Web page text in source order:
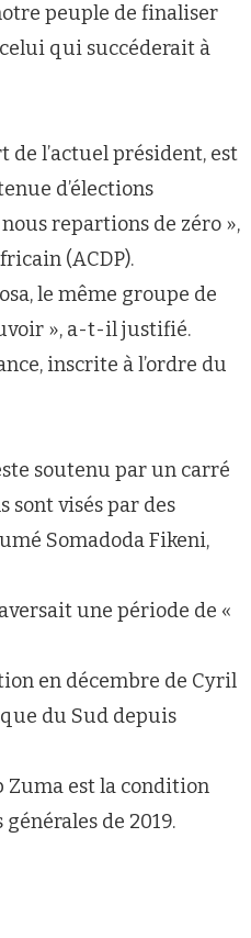
peuple de finaliser
qui succéderait à
de l’actuel président, est
d’élections
repartions de zéro »,
(ACDP).
le même groupe de
», a-t-il justifié.
inscrite à l’ordre du
soutenu par un carré
visés par des
Somadoda Fikeni,
une période de «
en décembre de Cyril
du Sud depuis
Zuma est la condition
de 2019.